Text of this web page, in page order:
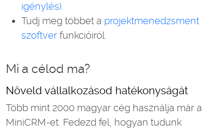
igénylés).
Tudj meg többet a projektmenedzsment
szoftver funkcióiról.
Mi a célod ma?
Növeld vállalkozásod hatékonyságát
Több mint 2000 magyar cég használja már a
MiniCRM-et. Fedezd fel, hogyan tudunk